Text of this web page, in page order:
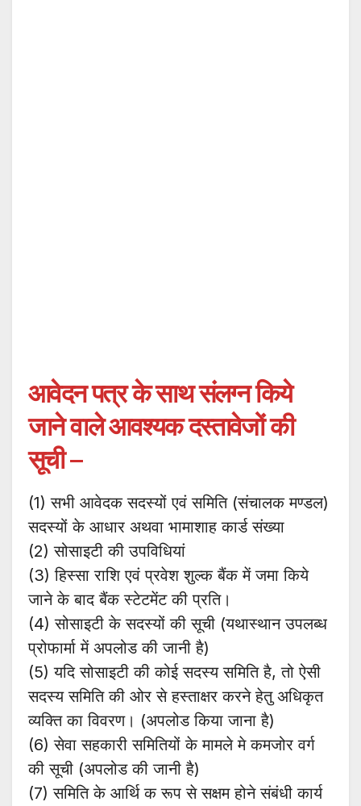
आवेदन पत्र के साथ संलग्न किये
जाने वाले आवश्यक दस्तावेजों की
सूची –
(1) सभी आवेदक सदस्यों एवं समिति (संचालक मण्डल)
सदस्यों के आधार अथवा भामाशाह कार्ड संख्या
(2) सोसाइटी की उपविधियां
(3) हिस्सा राशि एवं प्रवेश शुल्क बैंक में जमा किये
जाने के बाद बैंक स्टेटमेंट की प्रति।
(4) सोसाइटी के सदस्यों की सूची (यथास्थान उपलब्ध
प्रोफार्मा में अपलोड की जानी है)
(5) यदि सोसाइटी की कोई सदस्य समिति है, तो ऐसी
सदस्य समिति की ओर से हस्ताक्षर करने हेतु अधिकृत
व्यक्ति का विवरण। (अपलोड किया जाना है)
(6) सेवा सहकारी समितियों के मामले मे कमजोर वर्ग
की सूची (अपलोड की जानी है)
(7) समिति के आर्थि क रूप से सक्षम होने संबंधी कार्य